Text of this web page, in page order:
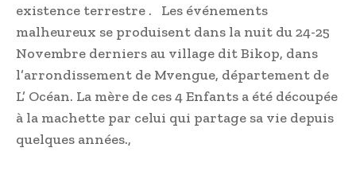
existence terrestre . Les événements
malheureux se produisent dans la nuit du 24-25
Novembre derniers au village dit Bikop, dans
l’arrondissement de Mvengue, département de
L’ Océan. La mère de ces 4 Enfants a été découpée
à la machette par celui qui partage sa vie depuis
quelques années.,